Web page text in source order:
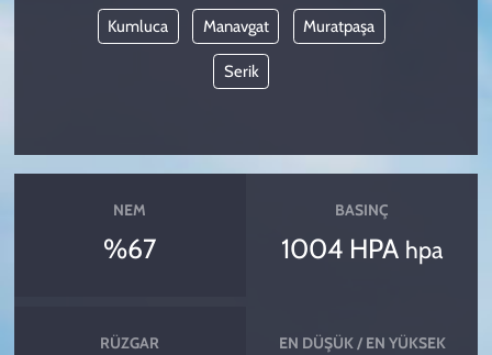
Kumluca Manavgat Muratpaşa
Serik
NEM
%67
BASINÇ
1004 HPA hpa
RÜZGAR EN DÜŞÜK / EN YÜKSEK